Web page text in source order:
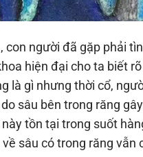
con người đã gặp phải
hiện đại cho ta biết
là gì nhưng thời cổ,
sâu bên trong răng
tồn tại trong suốt
sâu có trong răng vẫn